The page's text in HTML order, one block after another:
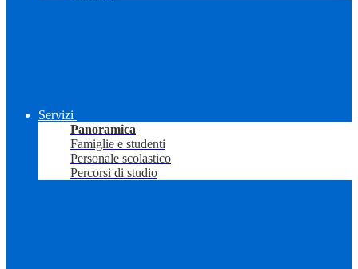
Servizi
Panoramica
Famiglie e studenti
Personale scolastico
Percorsi di studio